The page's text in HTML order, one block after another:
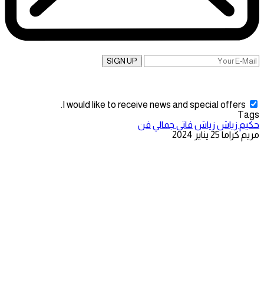
SIGN UP
I would like to receive news and special offers.
Tags
حكيم زياشزياش فاتي جمالي فن
مريم كراما 25 يناير 2024